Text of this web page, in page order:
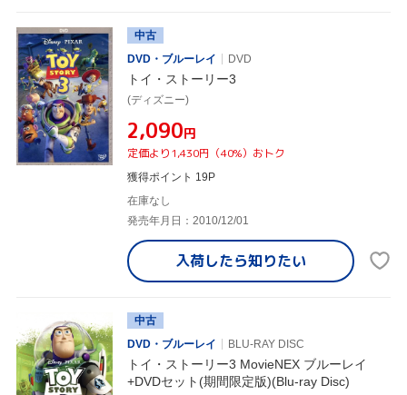
中古
DVD・ブルーレイ
DVD
トイ・ストーリー3
(ディズニー)
¥2,090円
定価より1,430円（40%）おトク
獲得ポイント 19P
在庫なし
発売年月日：2010/12/01
入荷したら知りたい
中古
DVD・ブルーレイ
BLU-RAY DISC
トイ・ストーリー3 MovieNEX ブルーレイ
+DVDセット(期間限定版)(Blu-ray Disc)